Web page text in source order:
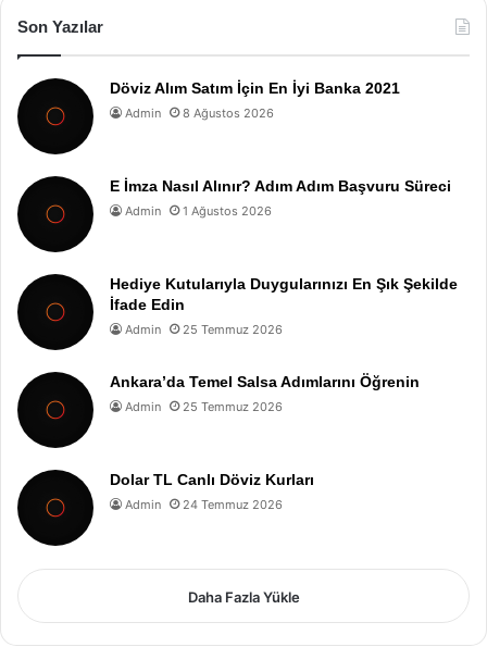
Son Yazılar
Döviz Alım Satım İçin En İyi Banka 2021
Admin 8 Ağustos 2026
E İmza Nasıl Alınır? Adım Adım Başvuru Süreci
Admin 1 Ağustos 2026
Hediye Kutularıyla Duygularınızı En Şık Şekilde
İfade Edin
Admin 25 Temmuz 2026
Ankara’da Temel Salsa Adımlarını Öğrenin
Admin 25 Temmuz 2026
Dolar TL Canlı Döviz Kurları
Admin 24 Temmuz 2026
Daha Fazla Yükle